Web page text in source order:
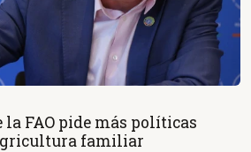
la FAO pide más políticas
familiar